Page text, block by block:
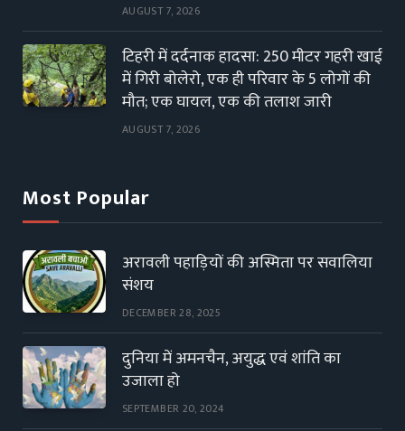
AUGUST 7, 2026
टिहरी में दर्दनाक हादसा: 250 मीटर गहरी खाई
में गिरी बोलेरो, एक ही परिवार के 5 लोगों की
मौत; एक घायल, एक की तलाश जारी
AUGUST 7, 2026
Most Popular
अरावली पहाड़ियों की अस्मिता पर सवालिया
संशय
DECEMBER 28, 2025
दुनिया में अमनचैन, अयुद्ध एवं शांति का
उजाला हो
SEPTEMBER 20, 2024